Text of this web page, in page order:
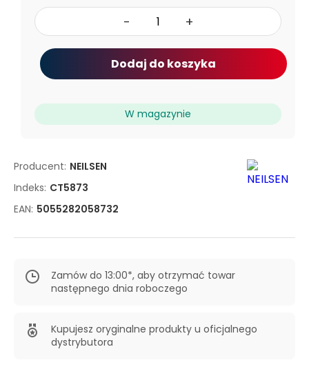
Producent: NEILSEN
Indeks: CT5873
EAN: 5055282058732
Zamów do 13:00*, aby otrzymać towar
następnego dnia roboczego
Kupujesz oryginalne produkty u oficjalnego
dystrybutora
- +
Dodaj do koszyka
W magazynie